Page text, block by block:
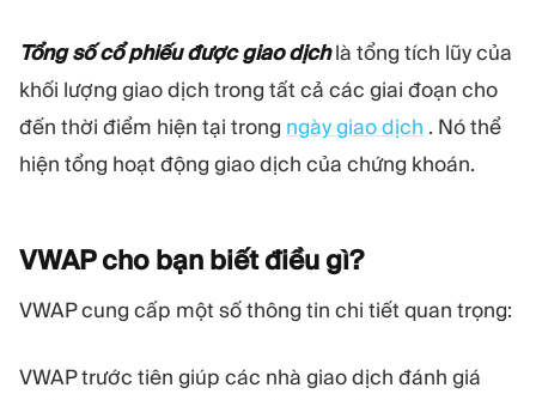
Tổng số cổ phiếu được giao dịch là tổng tích lũy của
khối lượng giao dịch trong tất cả các giai đoạn cho
đến thời điểm hiện tại trong ngày giao dịch . Nó thể
hiện tổng hoạt động giao dịch của chứng khoán.
VWAP cho bạn biết điều gì?
VWAP cung cấp một số thông tin chi tiết quan trọng:
VWAP trước tiên giúp các nhà giao dịch đánh giá